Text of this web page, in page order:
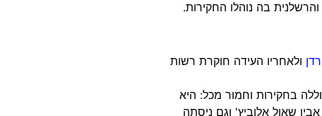
בה נוהלו החקירות.
ולאחריו העידה חוקרת רשות
בחקירות וחמור מכל: היא
שאול אלוביץ' וגם ניסתה